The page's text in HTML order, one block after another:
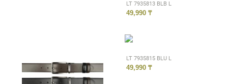
LT 7935813 BLB L
49,990 ₸
LT 7935815 BLU L
49,990 ₸